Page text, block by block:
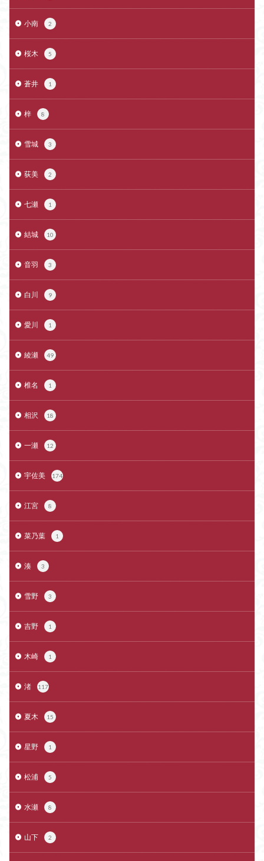
小南 2
桜木 5
蒼井 1
梓 8
雪城 3
荻美 2
七瀬 1
結城 10
音羽 3
白川 9
愛川 1
綾瀬 49
椎名 1
相沢 18
一瀬 12
宇佐美 174
江宮 8
菜乃葉 1
湊 3
雪野 3
吉野 1
木崎 1
渚 117
夏木 15
星野 1
松浦 5
水瀬 8
山下 2